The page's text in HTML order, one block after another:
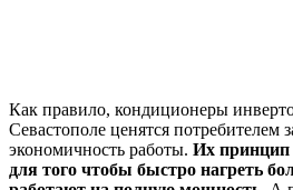
Как правило, кондиционеры
Севастополе ценятся потребителем
экономичность работы. Их принцип
для того чтобы быстро нагреть